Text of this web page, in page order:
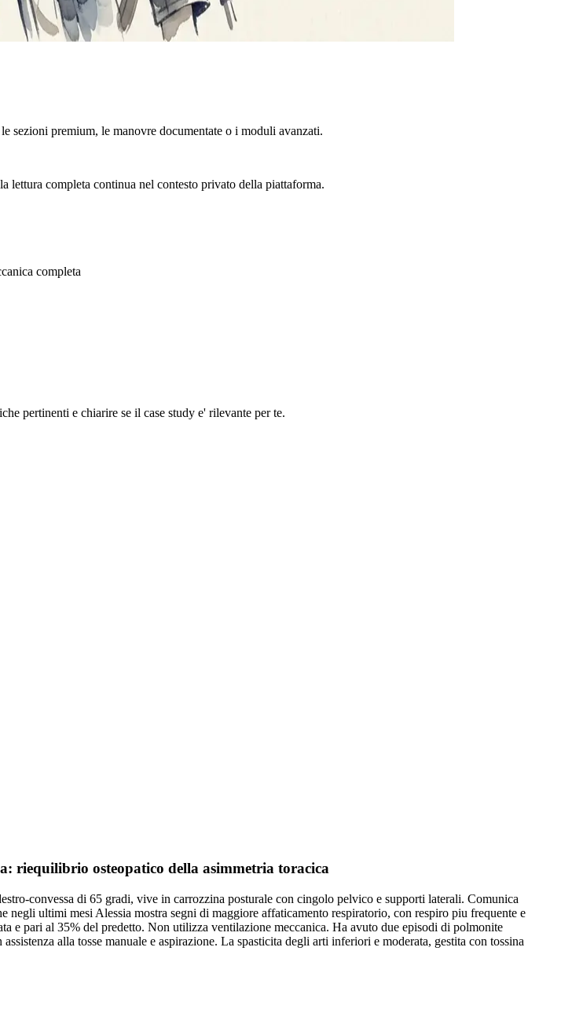
sezioni premium, le manovre documentate o i moduli avanzati.
lettura completa continua nel contesto privato della piattaforma.
completa
pertinenti e chiarire se il case study e' rilevante per te.
riequilibrio osteopatico della asimmetria toracica
convessa di 65 gradi, vive in carrozzina posturale con cingolo pelvico e supporti laterali. Comunica
ultimi mesi Alessia mostra segni di maggiore affaticamento respiratorio, con respiro piu frequente e
e pari al 35% del predetto. Non utilizza ventilazione meccanica. Ha avuto due episodi di polmonite
alla tosse manuale e aspirazione. La spasticita degli arti inferiori e moderata, gestita con tossina